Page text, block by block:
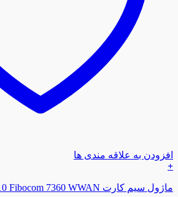
افزودن به علاقه مندی ها
+
ماژول سیم کارت HP LT4210 Fibocom 7360 WWAN